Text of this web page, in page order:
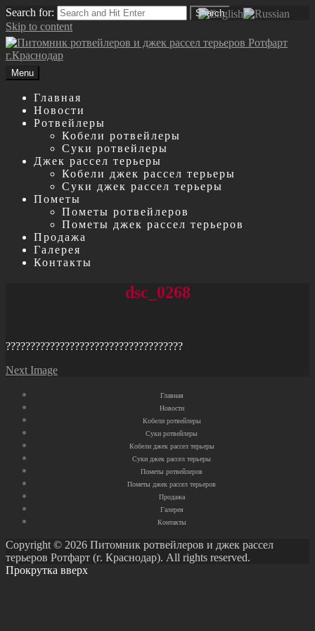
Search for: Search
Skip to content
Menu
Главная
Новости
Ротвейлеры
Кобели ротвейлеры
Суки ротвейлеры
Джек рассел терьеры
Кобели джек рассел терьеры
Суки джек рассел терьеры
Пометы
Пометы ротвейлеров
Пометы джек рассел терьеров
Продажа
Галерея
Контакты
dsc_0268
????????????????????????????????????
Next Image
Главная
Новости
Кобели ротвейлеры
Суки ротвейлеры
Кобели джек рассел терьеры
Суки джек рассел терьеры
Пометы ротвейлеров
Пометы джек рассел терьеров
Продажа
Галерея
Контакты
Copyright © 2026 Питомник ротвейлеров и джек рассел
терьеров Ротфарт (г. Краснодар). All rights reserved.
Прокрутка вверх